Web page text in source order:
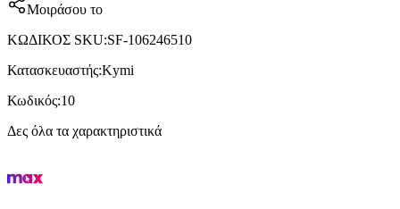
Μοιράσου το
ΚΩΔΙΚΟΣ SKU:SF-106246510
Κατασκευαστής:Kymi
Κωδικός:10
Δες όλα τα χαρακτηριστικά